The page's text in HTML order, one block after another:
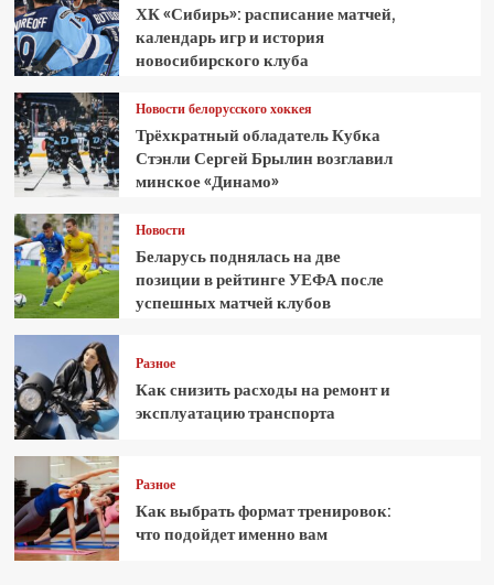
ХК «Сибирь»: расписание матчей,
календарь игр и история
новосибирского клуба
Новости белорусского хоккея
Трёхкратный обладатель Кубка
Стэнли Сергей Брылин возглавил
минское «Динамо»
Новости
Беларусь поднялась на две
позиции в рейтинге УЕФА после
успешных матчей клубов
Разное
Как снизить расходы на ремонт и
эксплуатацию транспорта
Разное
Как выбрать формат тренировок:
что подойдет именно вам